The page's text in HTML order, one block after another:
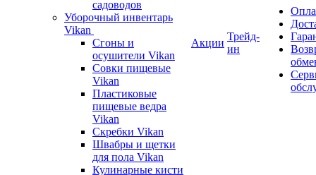
садоводов
Уборочный инвентарь
Vikan
Сгоны и
осушители Vikan
Совки пищевые
Vikan
Пластиковые
пищевые ведра
Vikan
Скребки Vikan
Швабры и щетки
для пола Vikan
Кулинарные кисти
Акции
Трейд-
ин